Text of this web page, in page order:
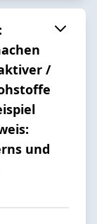
/
und